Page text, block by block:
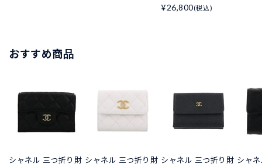
¥26,800(税込)
おすすめ商品
シャネル 三つ折り財 シャネル 三つ折り財 シャネル 三つ折り財 シャ